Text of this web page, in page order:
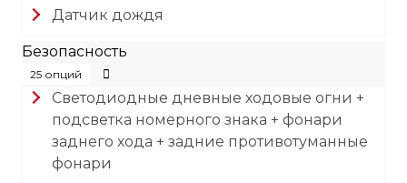
Датчик дождя
Безопасность
25 опций
Светодиодные дневные ходовые огни +
подсветка номерного знака + фонари
заднего хода + задние противотуманные
фонари